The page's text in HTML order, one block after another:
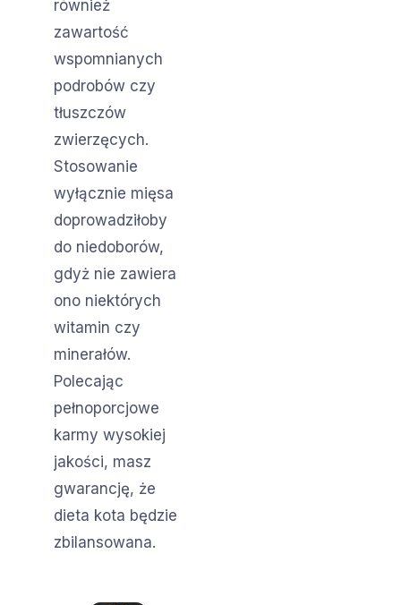
również
zawartość
wspomnianych
podrobów czy
tłuszczów
zwierzęcych.
Stosowanie
wyłącznie mięsa
doprowadziłoby
do niedoborów,
gdyż nie zawiera
ono niektórych
witamin czy
minerałów.
Polecając
pełnoporcjowe
karmy wysokiej
jakości, masz
gwarancję, że
dieta kota będzie
zbilansowana.